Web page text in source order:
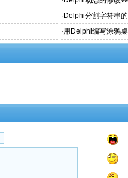
· Delphi分割字符串
·用Delphi编写涂鸦